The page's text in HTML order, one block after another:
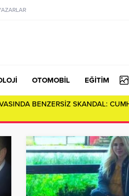
OTOMOBİL EĞİTİM
BENZERSİZ SKANDAL: